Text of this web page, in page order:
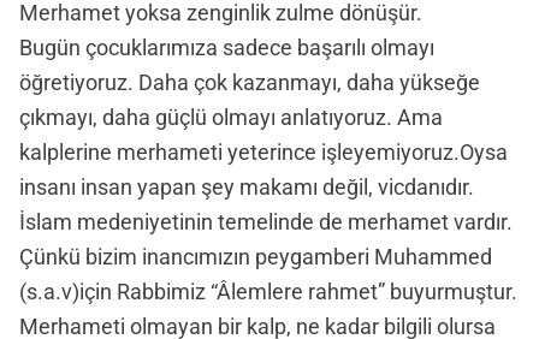
Merhamet yoksa zenginlik zulme dönüşür.
Bugün çocuklarımıza sadece başarılı olmayı
öğretiyoruz. Daha çok kazanmayı, daha yükseğe
çıkmayı, daha güçlü olmayı anlatıyoruz. Ama
kalplerine merhameti yeterince işleyemiyoruz.Oysa
insanı insan yapan şey makamı değil, vicdanıdır.
İslam medeniyetinin temelinde de merhamet vardır.
Çünkü bizim inancımızın peygamberi Muhammed
(s.a.v)için Rabbimiz “Âlemlere rahmet” buyurmuştur.
Merhameti olmayan bir kalp, ne kadar bilgili olursa